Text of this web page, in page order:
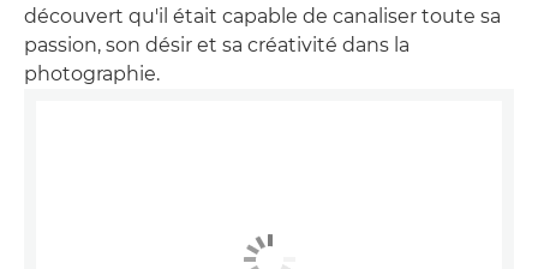
découvert qu'il était capable de canaliser toute sa
passion, son désir et sa créativité dans la
photographie.